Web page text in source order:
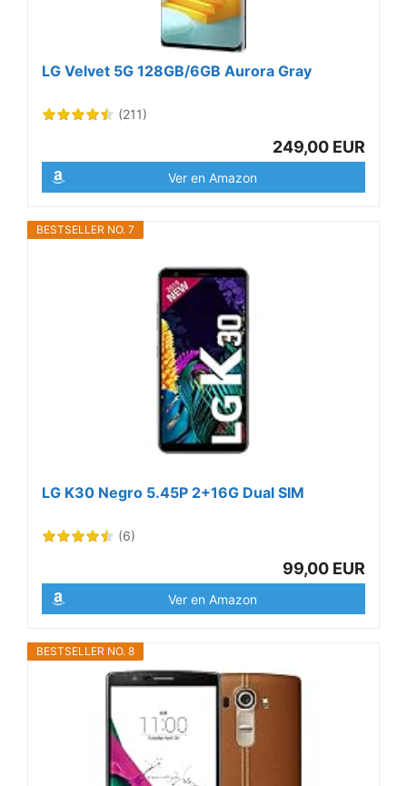
LG Velvet 5G 128GB/6GB Aurora Gray
(211)
249,00 EUR
Ver en Amazon
BESTSELLER NO. 7
LG K30 Negro 5.45P 2+16G Dual SIM
(6)
99,00 EUR
Ver en Amazon
BESTSELLER NO. 8